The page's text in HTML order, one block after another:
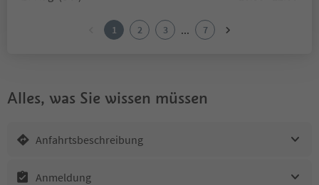
1 2 3 ... 7
Alles, was Sie wissen müssen
Anfahrtsbeschreibung
Anmeldung